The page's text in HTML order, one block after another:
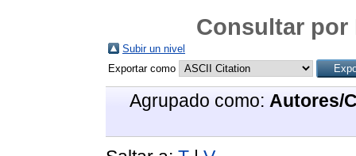
Consultar
Subir un nivel
Exportar como
Agrupado como: Autores/